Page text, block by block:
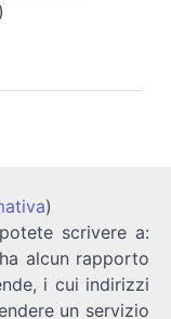
)
scrivere a:
alcun rapporto
i cui indirizzi
un servizio